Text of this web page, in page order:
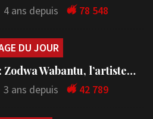
4 ans depuis 78 548
DU JOUR
Zodwa Wabantu, l’artiste…
3 ans depuis 42 789